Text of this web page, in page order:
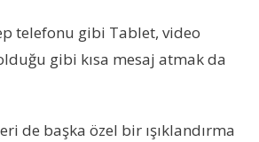
telefonu gibi Tablet, video
gibi kısa mesaj atmak da
de başka özel bir ışıklandırma